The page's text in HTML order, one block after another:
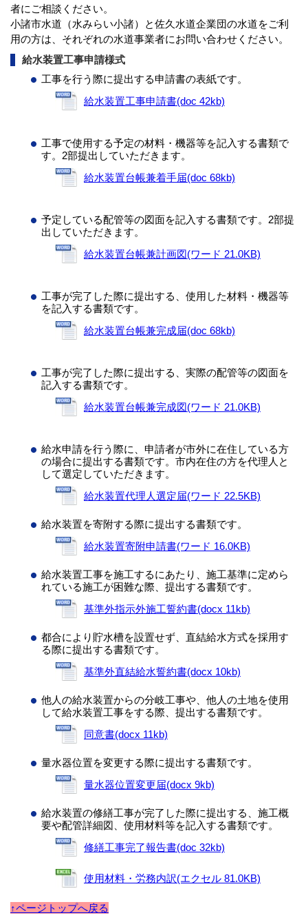
者にご相談ください。
小諸市水道（水みらい小諸）と佐久水道企業団の水道をご利
用の方は、それぞれの水道事業者にお問い合わせください。
給水装置工事申請様式
工事を行う際に提出する申請書の表紙です。
給水装置工事申請書(doc 42kb)
工事で使用する予定の材料・機器等を記入する書類で
す。2部提出していただきます。
給水装置台帳兼着手届(doc 68kb)
予定している配管等の図面を記入する書類です。2部提
出していただきます。
給水装置台帳兼計画図(ワード 21.0KB)
工事が完了した際に提出する、使用した材料・機器等
を記入する書類です。
給水装置台帳兼完成届(doc 68kb)
工事が完了した際に提出する、実際の配管等の図面を
記入する書類です。
給水装置台帳兼完成図(ワード 21.0KB)
給水申請を行う際に、申請者が市外に在住している方
の場合に提出する書類です。市内在住の方を代理人と
して選定していただきます。
給水装置代理人選定届(ワード 22.5KB)
給水装置を寄附する際に提出する書類です。
給水装置寄附申請書(ワード 16.0KB)
給水装置工事を施工するにあたり、施工基準に定めら
れている施工が困難な際、提出する書類です。
基準外指示外施工誓約書(docx 11kb)
都合により貯水槽を設置せず、直結給水方式を採用す
る際に提出する書類です。
基準外直結給水誓約書(docx 10kb)
他人の給水装置からの分岐工事や、他人の土地を使用
して給水装置工事をする際、提出する書類です。
同意書(docx 11kb)
量水器位置を変更する際に提出する書類です。
量水器位置変更届(docx 9kb)
給水装置の修繕工事が完了した際に提出する、施工概
要や配管詳細図、使用材料等を記入する書類です。
修繕工事完了報告書(doc 32kb)
使用材料・労務内訳(エクセル 81.0KB)
↑ページトップへ戻る